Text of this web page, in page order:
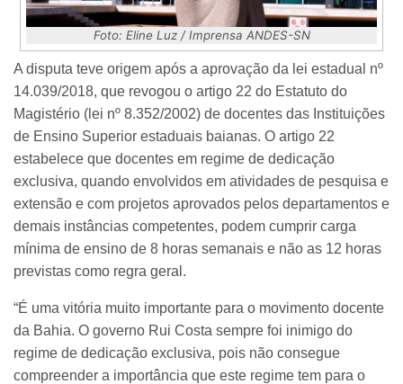
Foto: Eline Luz / Imprensa ANDES-SN
A disputa teve origem após a aprovação da lei estadual nº
14.039/2018, que revogou o artigo 22 do Estatuto do
Magistério (lei nº 8.352/2002) de docentes das Instituições
de Ensino Superior estaduais baianas. O artigo 22
estabelece que docentes em regime de dedicação
exclusiva, quando envolvidos em atividades de pesquisa e
extensão e com projetos aprovados pelos departamentos e
demais instâncias competentes, podem cumprir carga
mínima de ensino de 8 horas semanais e não as 12 horas
previstas como regra geral.
“É uma vitória muito importante para o movimento docente
da Bahia. O governo Rui Costa sempre foi inimigo do
regime de dedicação exclusiva, pois não consegue
compreender a importância que este regime tem para o